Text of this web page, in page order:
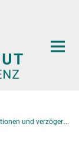
Wachstum von Zebrafinken